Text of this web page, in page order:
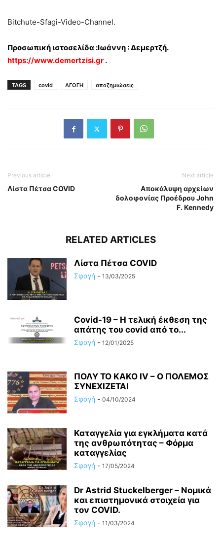
Bitchute-Sfagi-Video-Channel.
Προσωπική ιστοσελίδα :Ιωάννη : Δεμερτζή.
https://www.demertzisi.gr .
TAGS covid ΑΓΩΓΗ αποζημιώσεις
Previous article
Λίστα Πέτσα COVID
Next article
Αποκάλυψη αρχείων
δολοφονίας Προέδρου John
F. Kennedy
RELATED ARTICLES
Λίστα Πέτσα COVID
Σφαγή - 13/03/2025
Covid-19 – Η τελική έκθεση της
απάτης του covid από το...
Σφαγή - 12/01/2025
ΠΟΛΥ ΤΟ ΚΑΚΟ ΙV – Ο ΠΟΛΕΜΟΣ
ΣΥΝΕΧΙΖΕΤΑΙ
Σφαγή - 04/10/2024
Καταγγελία για εγκλήματα κατά
της ανθρωπότητας – Φόρμα
καταγγελίας
Σφαγή - 17/05/2024
Dr Astrid Stuckelberger – Νομικά
και επιστημονικά στοιχεία για
τον COVID.
Σφαγή - 11/03/2024